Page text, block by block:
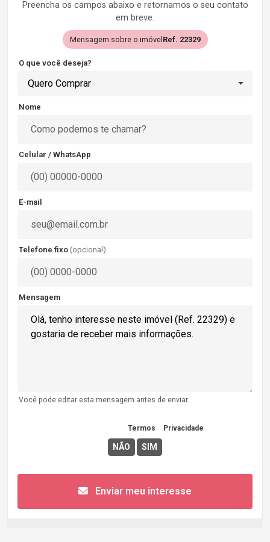
Preencha os campos abaixo e retornamos o seu contato
em breve.
Mensagem sobre o imóvel Ref. 22329
O que você deseja?
Quero Comprar
Nome
Celular / WhatsApp
E-mail
Telefone fixo (opcional)
Mensagem
Você pode editar esta mensagem antes de enviar.
Termos Privacidade
Enviar meu interesse